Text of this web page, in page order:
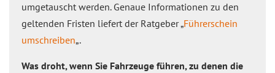
umgetauscht werden. Genaue Informationen zu den
geltenden Fristen liefert der Ratgeber „Führerschein
umschreiben„.
Was droht, wenn Sie Fahrzeuge führen, zu denen die